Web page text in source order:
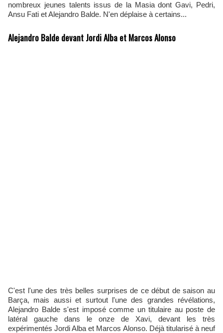
nombreux jeunes talents issus de la Masia dont Gavi, Pedri,
Ansu Fati et Alejandro Balde. N'en déplaise à certains...
Alejandro Balde devant Jordi Alba et Marcos Alonso
C'est l'une des très belles surprises de ce début de saison au
Barça, mais aussi et surtout l'une des grandes révélations,
Alejandro Balde s'est imposé comme un titulaire au poste de
latéral gauche dans le onze de Xavi, devant les très
expérimentés Jordi Alba et Marcos Alonso. Déjà titularisé à neuf